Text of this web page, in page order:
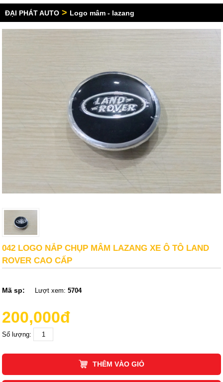
ĐẠI PHÁT AUTO > Logo mâm - lazang
042 LOGO NẮP CHỤP MÂM LAZANG XE Ô TÔ LAND
ROVER CAO CẤP
Mã sp: Lượt xem:5704
200,000đ
Số lượng:
THÊM VÀO GIỎ